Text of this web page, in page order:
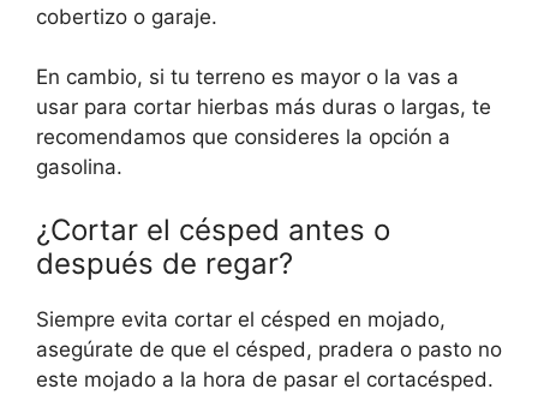
cobertizo o garaje.
En cambio, si tu terreno es mayor o la vas a
usar para cortar hierbas más duras o largas, te
recomendamos que consideres la opción a
gasolina.
¿Cortar el césped antes o
después de regar?
Siempre evita cortar el césped en mojado,
asegúrate de que el césped, pradera o pasto no
este mojado a la hora de pasar el cortacésped.